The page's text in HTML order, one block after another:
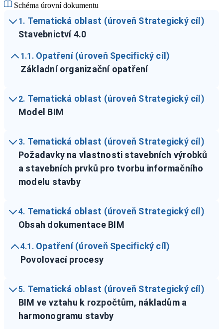
Schéma úrovní dokumentu
1. Tematická oblast (úroveň Strategický cíl)
Stavebnictví 4.0
1.1. Opatření (úroveň Specifický cíl)
Základní organizační opatření
2. Tematická oblast (úroveň Strategický cíl)
Model BIM
3. Tematická oblast (úroveň Strategický cíl)
Požadavky na vlastnosti stavebních výrobků
a stavebních prvků pro tvorbu informačního
modelu stavby
4. Tematická oblast (úroveň Strategický cíl)
Obsah dokumentace BIM
4.1. Opatření (úroveň Specifický cíl)
Povolovací procesy
5. Tematická oblast (úroveň Strategický cíl)
BIM ve vztahu k rozpočtům, nákladům a
harmonogramu stavby